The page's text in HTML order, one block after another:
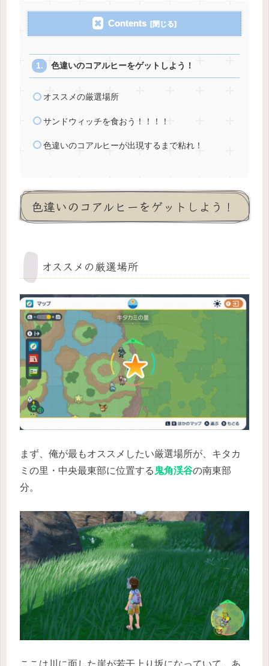
Contents
色違いのコアルヒーをゲットしよう！
オススメの厳選場所
サンドウィッチを食おう！！！！
色違いのコアルヒーが出現するまで粘れ！
色違いのコアルヒーをゲットしよう！
オススメの厳選場所
まず、俺が最もオススメしたい厳選場所が、キタカ
ミの里・中央最東部に位置する 鬼角渓谷の南東部
分。
ここは川に面した崖が若干上り坂になっていて、あ